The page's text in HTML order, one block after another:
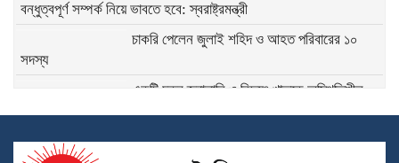
বন্ধুত্বপূর্ণ সম্পর্ক নিয়ে ভাবতে হবে: স্বরাষ্ট্রমন্ত্রী
চাকরি পেলেন জুলাই শহিদ ও আহত পরিবারের ১০
সদস্য
একটি চক্র জ্বালানি ও বিদ্যুৎ খাতকে অস্থিতিশীল
অনুমোদন পেলো জাতীয় সাংবাদিক সংস্থার পিরোজপুর